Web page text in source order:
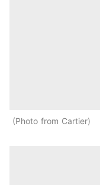
Photo from Cartier